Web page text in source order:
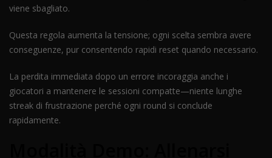
viene sbagliato.
Questa regola aumenta la tensione; ogni scelta sembra avere
conseguenze, pur consentendo rapidi reset quando necessario.
La perdita immediata dopo un errore incoraggia anche i
giocatori a mantenere le sessioni compatte—niente lunghe
streak di frustrazione perché ogni round si conclude
rapidamente.